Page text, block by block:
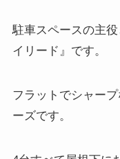
駐車スペースの主
イリード』です。
フラットでシャー
ーズです。